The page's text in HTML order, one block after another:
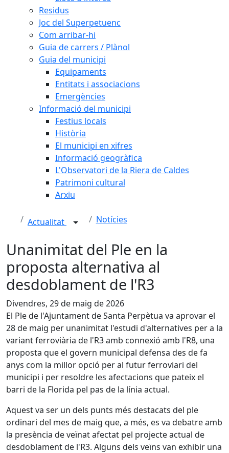
Residus
Joc del Superpetuenc
Com arribar-hi
Guia de carrers / Plànol
Guia del municipi
Equipaments
Entitats i associacions
Emergències
Informació del municipi
Festius locals
Història
El municipi en xifres
Informació geogràfica
L'Observatori de la Riera de Caldes
Patrimoni cultural
Arxiu
Actualitat Notícies
Unanimitat del Ple en la
proposta alternativa al
desdoblament de l'R3
Divendres, 29 de maig de 2026
El Ple de l'Ajuntament de Santa Perpètua va aprovar el
28 de maig per unanimitat l'estudi d'alternatives per a la
variant ferroviària de l'R3 amb connexió amb l'R8, una
proposta que el govern municipal defensa des de fa
anys com la millor opció per al futur ferroviari del
municipi i per resoldre les afectacions que pateix el
barri de la Florida pel pas de la línia actual.
Aquest va ser un dels punts més destacats del ple
ordinari del mes de maig que, a més, es va debatre amb
la presència de veïnat afectat pel projecte actual de
desdoblament de l'R3. Alguns dels veïns van exhibir una